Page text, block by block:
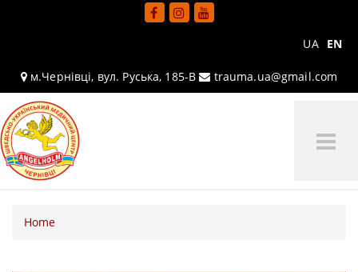
UA EN
м.Чернівці, вул. Руська, 185-В trauma.ua@gmail.com
Home